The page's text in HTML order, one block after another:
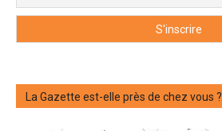
La Gazette est-elle près de chez vous ?